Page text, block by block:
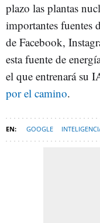
plazo las plantas
importantes fuentes
de Facebook,
esta fuente de
el que entrenará su
por el camino.
GOOGLE